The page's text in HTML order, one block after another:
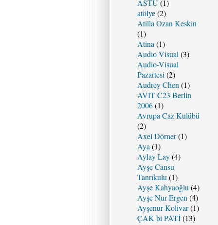
ASTU (1)
atölye(2)
Atilla Ozan Keskin
(1)
Atina (1)
Audio Visual (3)
Audio-Visual
Pazartesi (2)
Audrey Chen (1)
AVIT C23 Berlin
2006(1)
Avrupa Caz Kulübü
(2)
Axel Dörner(1)
Aya (1)
Aylay Lay(4)
Ayşe Cansu
Tanrıkulu (1)
Ayşe Kahyaoğlu (4)
Ayşe Nur Ergen (4)
Ayşenur Kolivar(1)
ÇAK bi PATİ(13)